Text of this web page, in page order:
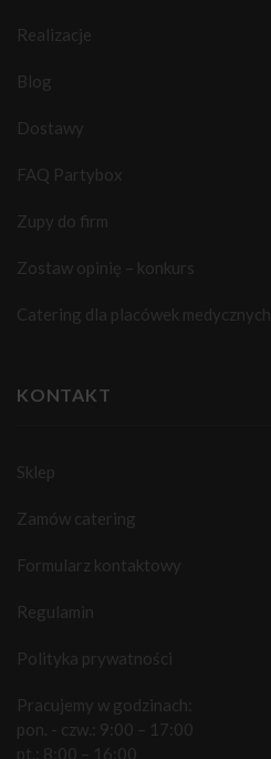
Realizacje
Blog
Dostawy
FAQ Partybox
Zupy do firm
Zostaw opinię – konkurs
Catering dla placówek medycznych
KONTAKT
Sklep
Zamów catering
Formularz kontaktowy
Regulamin
Polityka prywatności
Pracujemy w godzinach:
pon. - czw.: 9:00 – 17:00
pt.: 8:00 – 16:00